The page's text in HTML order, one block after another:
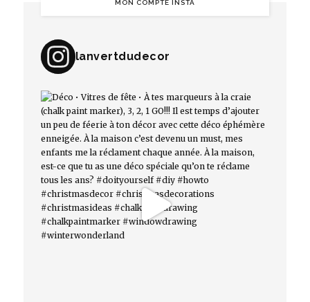
MON COMPTE INSTA
lanvertdudecor